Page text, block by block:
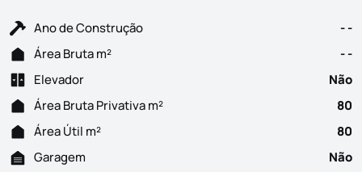
Ano de Construção
- -
Área Bruta m²
- -
Elevador
Não
Área Bruta Privativa m²
80
Área Útil m²
80
Garagem
Não